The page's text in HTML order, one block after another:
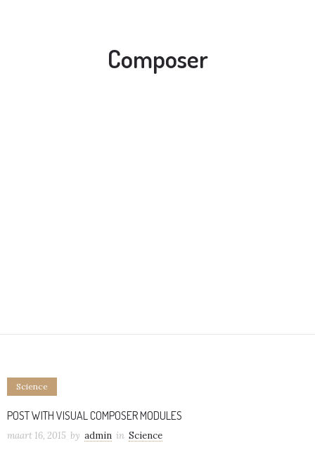
Composer
Science
POST WITH VISUAL COMPOSER MODULES
maart 16, 2015 by admin in Science